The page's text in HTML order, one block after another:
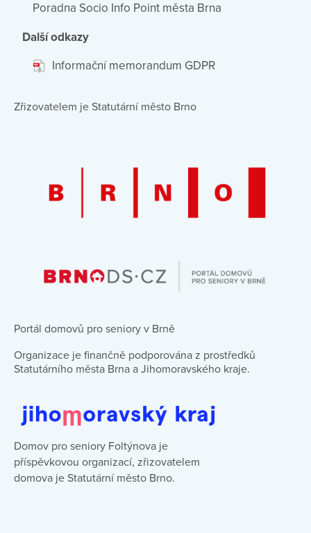
Poradna Socio Info Point města Brna
Další odkazy
Informační memorandum GDPR
Zřizovatelem je Statutární město Brno
Portál domovů pro seniory v Brně
Organizace je finančně podporována z prostředků
Statutárního města Brna a Jihomoravského kraje.
Domov pro seniory Foltýnova je
příspěvkovou organizací, zřizovatelem
domova je Statutární město Brno.